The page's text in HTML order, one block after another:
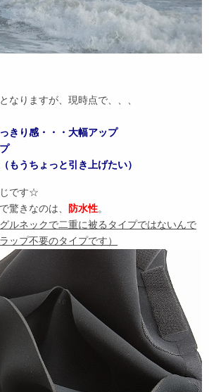
なりますが、現時点で、、、
きり感・・・大幅アップ
もうちょっと引き上げたい）
です☆
驚きなのは、
防水性。
ルネックで二重に被るタイプではないんで
ップ不要のタイプです）